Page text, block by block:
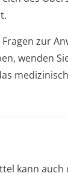
zur
wenden
kann